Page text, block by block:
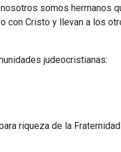
somos hermanos
con Cristo y llevan a los
judeocristianas:
riqueza de la